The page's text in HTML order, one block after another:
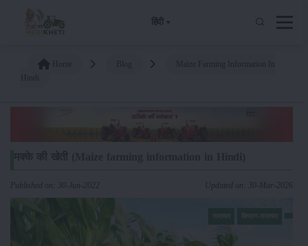
हिंदी
Published on: 30-Jun-2022 Updated on: 30-Mar-2026